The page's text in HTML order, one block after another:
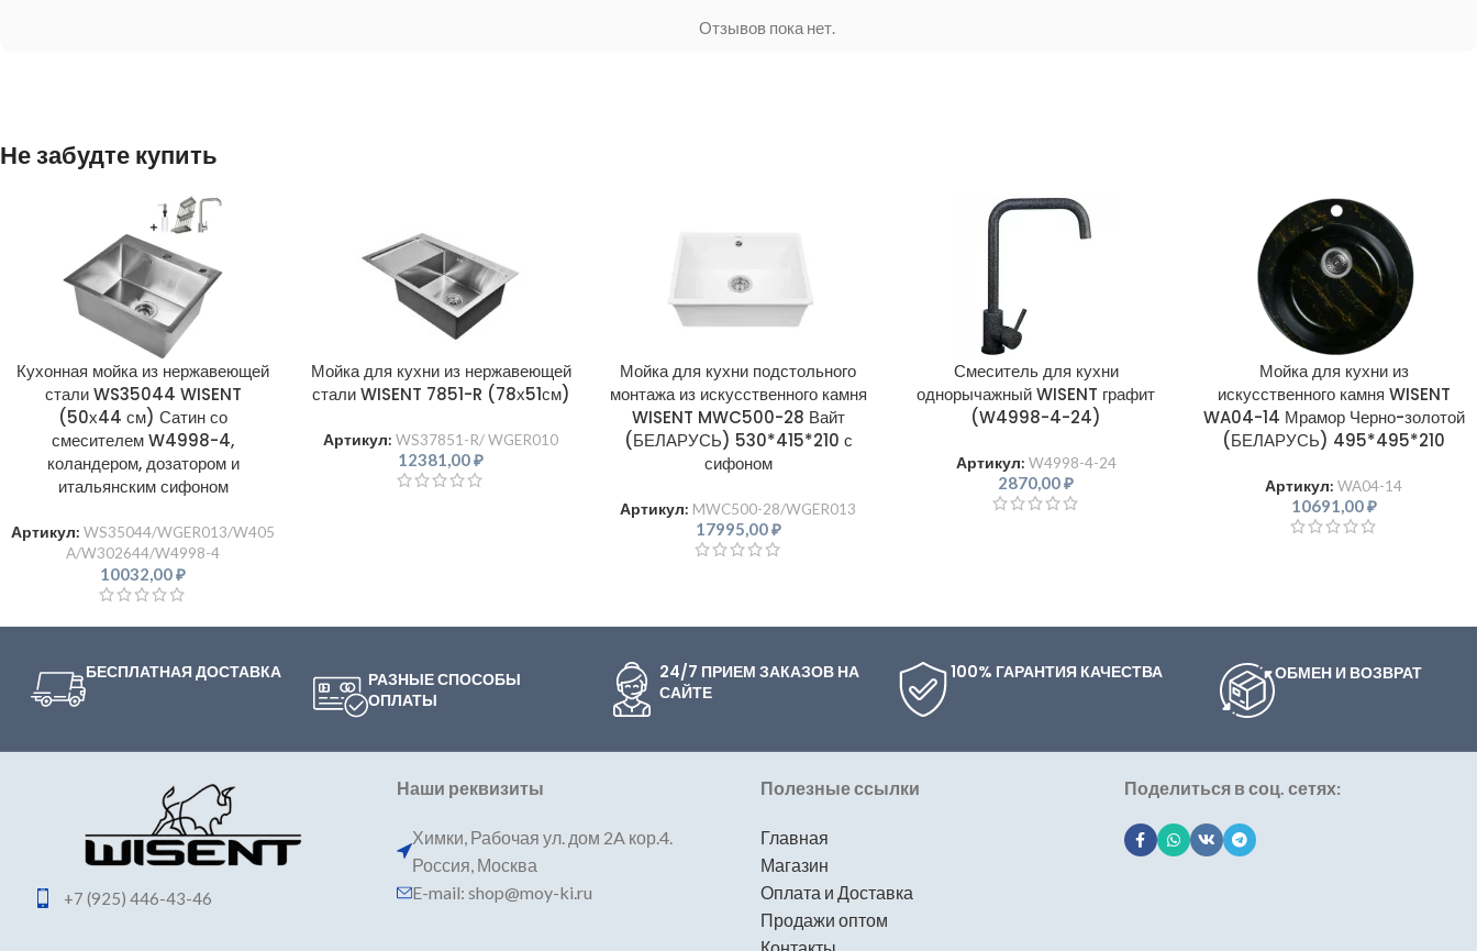
Отзывов пока нет.
Не забудте купить
Кухонная мойка из нержавеющей
стали WS35044 WISENT
(50х44 см) Сатин со
смесителем W4998-4,
коландером, дозатором и
итальянским сифоном
Артикул:WS35044/WGER013/W405
A/W302644/W4998-4
10032,00₽
Мойка для кухни из нержавеющей
стали WISENT 7851-R (78х51см)
Артикул:WS37851-R/ WGER010
12381,00₽
Мойка для кухни подстольного
монтажа из искусственного камня
WISENT MWC500-28 Вайт
(БЕЛАРУСЬ) 530*415*210 с
сифоном
Артикул: MWC500-28/WGER013
17995,00₽
Смеситель для кухни
однорычажный WISENT графит
(W4998-4-24)
Артикул: W4998-4-24
2870,00₽
Мойка для кухни из
искусственного камня WISENT
WA04-14 Мрамор Черно-золотой
(БЕЛАРУСЬ) 495*495*210
Артикул:WA04-14
10691,00₽
БЕСПЛАТНАЯ ДОСТАВКА
РАЗНЫЕ СПОСОБЫ
ОПЛАТЫ
24/7 ПРИЕМ ЗАКАЗОВ НА
САЙТЕ
100% ГАРАНТИЯ КАЧЕСТВА ОБМЕН И ВОЗВРАТ
+7 (925) 446-43-46
Наши реквизиты
Химки, Рабочая ул. дом 2A кор.4.
Россия, Москва
E-mail: shop@moy-ki.ru
Полезные ссылки
Главная
Магазин
Оплата и Доставка
Продажи оптом
Поделиться в соц. сетях: